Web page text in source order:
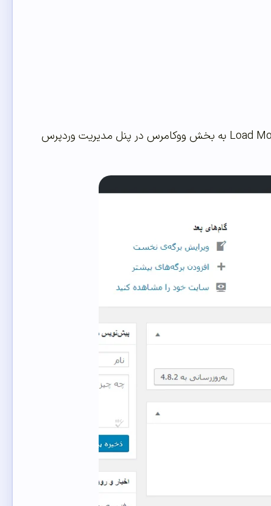
در ابتدا افزونه را نصب و فعال سازی کنید سپس مشاهده خواهید کرد گزینه Load More Products به بخش ووکامرس در پنل مدیریت وردپرس